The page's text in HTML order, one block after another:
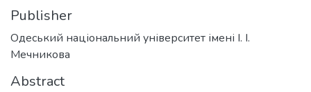
Publisher
Одеський національний університет імені І. І.
Мечникова
Abstract